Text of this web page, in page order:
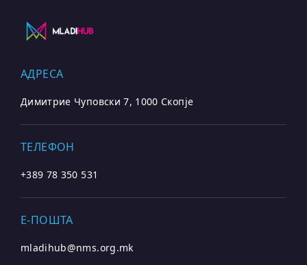
АДРЕСА
Димитрие Чуповски 7, 1000 Скопје
ТЕЛЕФОН
+389 78 350 531
E-ПОШТА
mladihub@nms.org.mk